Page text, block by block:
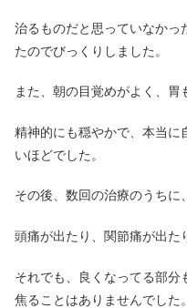
治るものだと思っていなかっ
たのでびっくりしました。
また、朝の目覚めがよく、胃
精神的にも穏やかで、本当に
いほどでした。
その後、数回の治療のうちに
頭痛が出たり、関節痛が出た
それでも、良くなってる部分
焦ることはありませんでした。